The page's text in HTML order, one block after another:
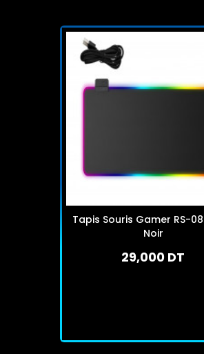
Tapis Souris Gamer RS-08
Noir
29,000 DT